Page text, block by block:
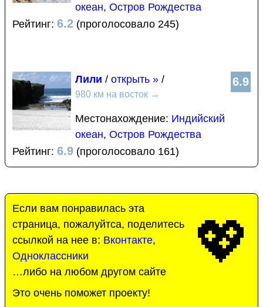
океан, Остров Рождества
Рейтинг: 6.2 (проголосовало 245)
6.9
Лили / открыть » /
980 км на восток →
Местонахождение: Индийский
океан, Остров Рождества
Рейтинг: 6.9 (проголосовало 161)
💖
Если вам понравилась эта
страница, пожалуйтса, поделитесь
ссылкой на нее в: Вконтакте,
Одноклассники
…либо на любом другом сайте
Это очень поможет проекту!